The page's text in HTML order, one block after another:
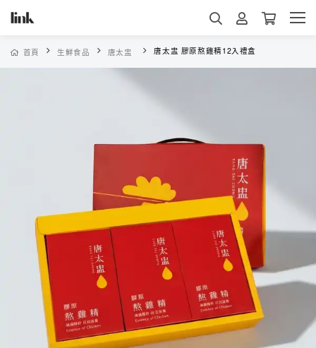
首頁 生鮮食品 唐太盅 唐太盅 膠原熬雞精12入禮盒